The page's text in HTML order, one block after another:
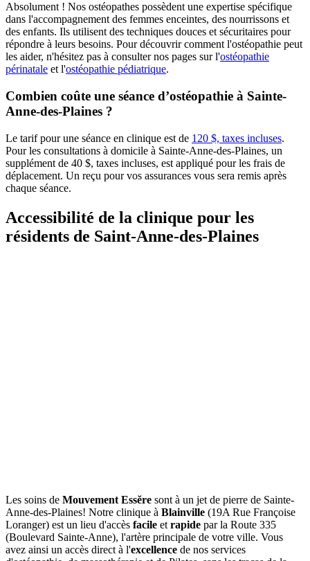
Absolument ! Nos ostéopathes possèdent une expertise spécifique
dans l'accompagnement des femmes enceintes, des nourrissons et
des enfants. Ils utilisent des techniques douces et sécuritaires pour
répondre à leurs besoins. Pour découvrir comment l'ostéopathie peut
les aider, n'hésitez pas à consulter nos pages sur l'ostéopathie
périnatale et l'ostéopathie pédiatrique.
Combien coûte une séance d’ostéopathie à Sainte-
Anne-des-Plaines ?
Le tarif pour une séance en clinique est de 120 $, taxes incluses.
Pour les consultations à domicile à Sainte-Anne-des-Plaines, un
supplément de 40 $, taxes incluses, est appliqué pour les frais de
déplacement. Un reçu pour vos assurances vous sera remis après
chaque séance.
Accessibilité de la clinique pour les
résidents de Saint-Anne-des-Plaines
Les soins de Mouvement Essĕre sont à un jet de pierre de Sainte-
Anne-des-Plaines! Notre clinique à Blainville (19A Rue Françoise
Loranger) est un lieu d'accès facile et rapide par la Route 335
(Boulevard Sainte-Anne), l'artère principale de votre ville. Vous
avez ainsi un accès direct à l'excellence de nos services